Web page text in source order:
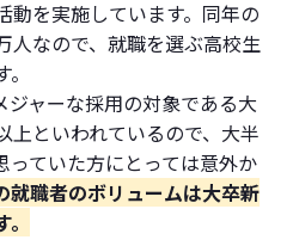
動を実施しています。同年の
人なので、就職を選ぶ高校生
ジャーな採用の対象である大
上といわれているので、大半
ていた方にとっては意外か
就職者のボリュームは大卒新